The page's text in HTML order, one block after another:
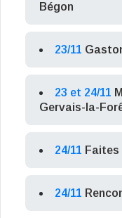
Bégon
23/11
23 et 24/11
Gervais-la-
24/11
24/11